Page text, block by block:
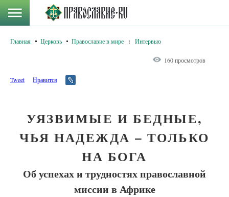
Главная Церковь Православие в мире : Интервью
160 просмотров
Tweet Нравится
УЯЗВИМЫЕ И БЕДНЫЕ,
ЧЬЯ НАДЕЖДА – ТОЛЬКО
НА БОГА
Об успехах и трудностях православной
миссии в Африке